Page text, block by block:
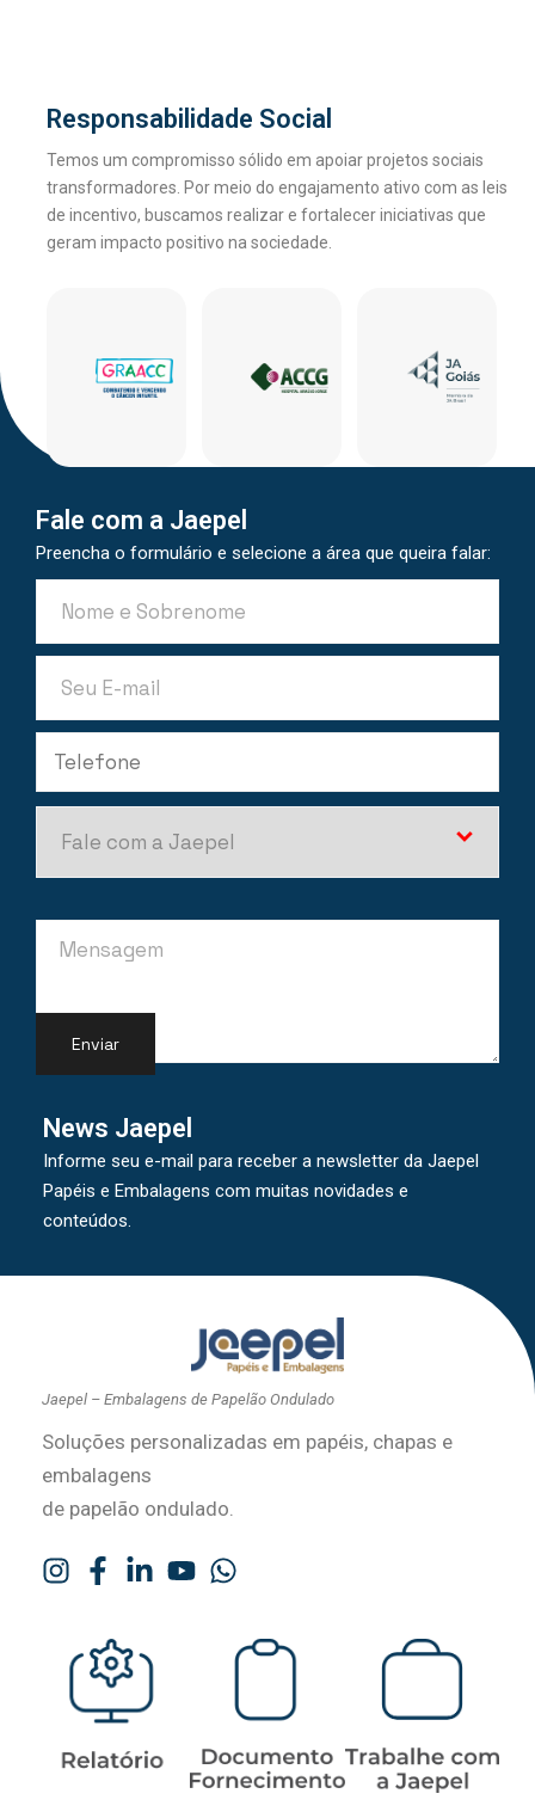
Responsabilidade Social
Temos um compromisso sólido em apoiar projetos sociais
transformadores. Por meio do engajamento ativo com as leis
de incentivo, buscamos realizar e fortalecer iniciativas que
geram impacto positivo na sociedade.
Fale com a Jaepel
Preencha o formulário e selecione a área que queira falar:
News Jaepel
Informe seu e-mail para receber a newsletter da Jaepel
Papéis e Embalagens com muitas novidades e
conteúdos.
Jaepel – Embalagens de Papelão Ondulado
Soluções personalizadas em papéis, chapas e
embalagens
de papelão ondulado.